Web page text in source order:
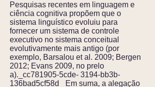
Pesquisas recentes em linguagem e
ciência cognitiva propõem que o
sistema linguístico evoluiu para
fornecer um sistema de controle
executivo no sistema conceitual
evolutivamente mais antigo (por
exemplo, Barsalou et al. 2009; Bergen
2012; Evans 2009, no prelo
a)._cc781905-5cde- 3194-bb3b-
136bad5cf58d_ Em suma, a alegação